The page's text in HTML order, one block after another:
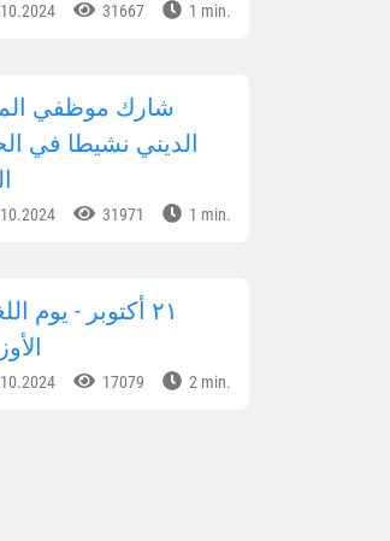
31667 1 min.
شارك موظفي
الديني نشيطا في
31971 1 min.
17079 2 min.